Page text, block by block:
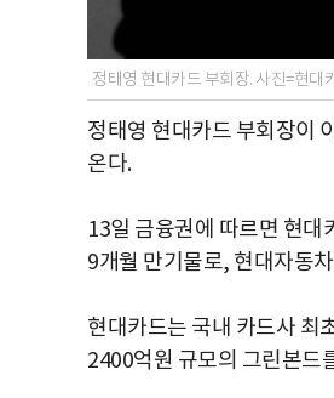
정태영 현대카드 부회장. 사진=현대
정태영 현대카드 부회장이
온다.
13일 금융권에 따르면 현대
9개월 만기물로, 현대자동
현대카드는 국내 카드사 최
2400억원 규모의 그린본드